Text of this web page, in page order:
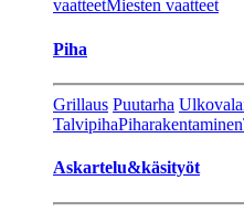
vaatteetMiesten vaatteet
Piha
Grillaus Puutarha
TalvipihaPiharakentaminen
Askartelu&käsityöt